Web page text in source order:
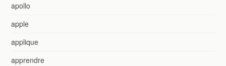
apollo
apple
applique
apprendre